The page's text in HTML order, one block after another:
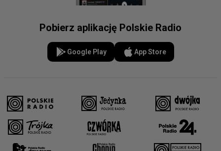
Pobierz aplikację Polskie Radio
Google Play App Store